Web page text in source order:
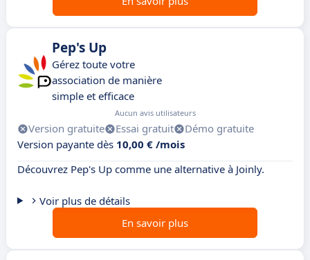
Pep's Up
Gérez toute votre
association de manière
simple et efficace
Aucun avis utilisateurs
Version gratuite Essai gratuit
Démo gratuite
Version payante dès 10,00 € /mois
Découvrez Pep's Up comme une alternative à Joinly.
Voir plus de détails
En savoir plus